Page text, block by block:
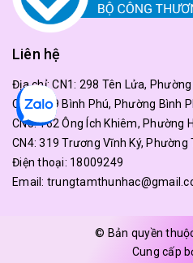
Liên hệ
Địa chỉ:CN1: 298 Tên Lửa, Phường
CN2: 179 Bình Phú, Phường Bình
CN3: 162 Ông Ích Khiêm, Phường
CN4: 319 Trương Vĩnh Ký, Phường
Điện thoại: 18009249
Email:
© Bản quyền
Cung cấp